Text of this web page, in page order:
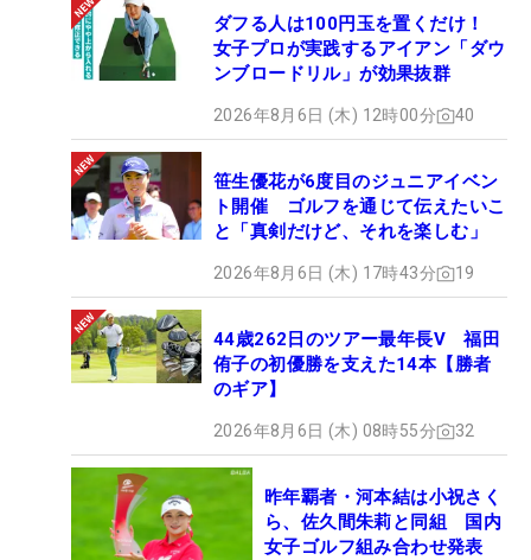
ダフる人は100円玉を置くだけ！
女子プロが実践するアイアン「ダウ
ンブロードリル」が効果抜群
2026年8月6日 (木) 12時00分 40
笹生優花が6度目のジュニアイベン
ト開催 ゴルフを通じて伝えたいこ
と「真剣だけど、それを楽しむ」
2026年8月6日 (木) 17時43分 19
44歳262日のツアー最年長V 福田
侑子の初優勝を支えた14本【勝者
のギア】
2026年8月6日 (木) 08時55分 32
昨年覇者・河本結は小祝さく
ら、佐久間朱莉と同組 国内
女子ゴルフ組み合わせ発表